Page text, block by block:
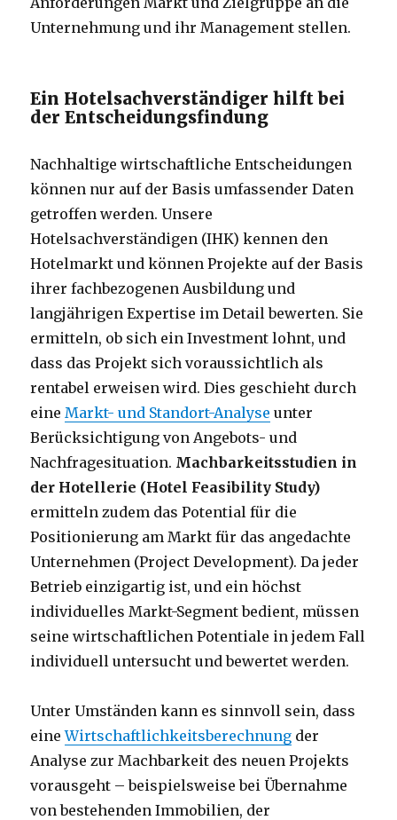
Unternehmung und ihr Management stellen.
Ein Hotelsachverständiger hilft bei
der Entscheidungsfindung
Nachhaltige wirtschaftliche Entscheidungen
können nur auf der Basis umfassender Daten
getroffen werden. Unsere
Hotelsachverständigen (IHK) kennen den
Hotelmarkt und können Projekte auf der Basis
ihrer fachbezogenen Ausbildung und
langjährigen Expertise im Detail bewerten. Sie
ermitteln, ob sich ein Investment lohnt, und
dass das Projekt sich voraussichtlich als
rentabel erweisen wird. Dies geschieht durch
eine Markt- und Standort-Analyse unter
Berücksichtigung von Angebots- und
Nachfragesituation. Machbarkeitsstudien in
der Hotellerie (Hotel Feasibility Study)
ermitteln zudem das Potential für die
Positionierung am Markt für das angedachte
Unternehmen (Project Development). Da jeder
Betrieb einzigartig ist, und ein höchst
individuelles Markt-Segment bedient, müssen
seine wirtschaftlichen Potentiale in jedem Fall
individuell untersucht und bewertet werden.
Unter Umständen kann es sinnvoll sein, dass
eineWirtschaftlichkeitsberechnung der
Analyse zur Machbarkeit des neuen Projekts
vorausgeht – beispielsweise bei Übernahme
von bestehenden Immobilien, der